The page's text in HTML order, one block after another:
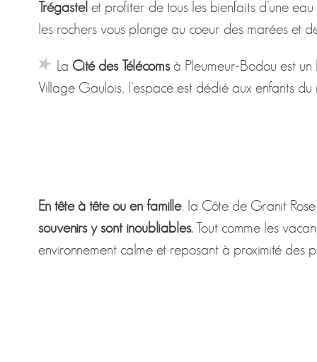
Trégastel et profiter de tous les bienfaits d’une
les rochers vous plonge au coeur des marées et
La Cité des Télécomsà Pleumeur-Bodou est un
Village Gaulois, l’espace est dédié aux enfants du
En tête à tête ou en famille, la Côte de Granit
souvenirs y sont inoubliables.Tout comme les
environnement calme et reposant à proximité des